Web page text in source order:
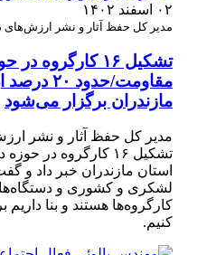
۰۲ اسفند ۱۴۰۲
مدیر کل حفظ آثار و نشر ارزش‌های
تشکیل ۱۶
مقاومت/
مازندران برگزار می‌شود
مدیر کل حفظ آثار و نشر
تشکیل ۱۶ کارگروه
لشکری و کشوری و
کارگروه‌ها هستند و بنا داریم
کنیم.